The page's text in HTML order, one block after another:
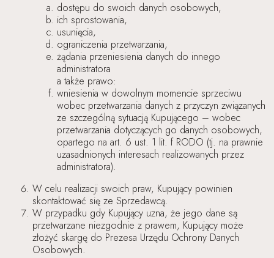
dostępu do swoich danych osobowych,
ich sprostowania,
usunięcia,
ograniczenia przetwarzania,
żądania przeniesienia danych do innego
administratora
a także prawo:
wniesienia w dowolnym momencie sprzeciwu
wobec przetwarzania danych z przyczyn związanych
ze szczególną sytuacją Kupującego – wobec
przetwarzania dotyczących go danych osobowych,
opartego na art. 6 ust. 1 lit. f RODO (tj. na prawnie
uzasadnionych interesach realizowanych przez
administratora).
W celu realizacji swoich praw, Kupujący powinien
skontaktować się ze Sprzedawcą.
W przypadku gdy Kupujący uzna, że jego dane są
przetwarzane niezgodnie z prawem, Kupujący może
złożyć skargę do Prezesa Urzędu Ochrony Danych
Osobowych.